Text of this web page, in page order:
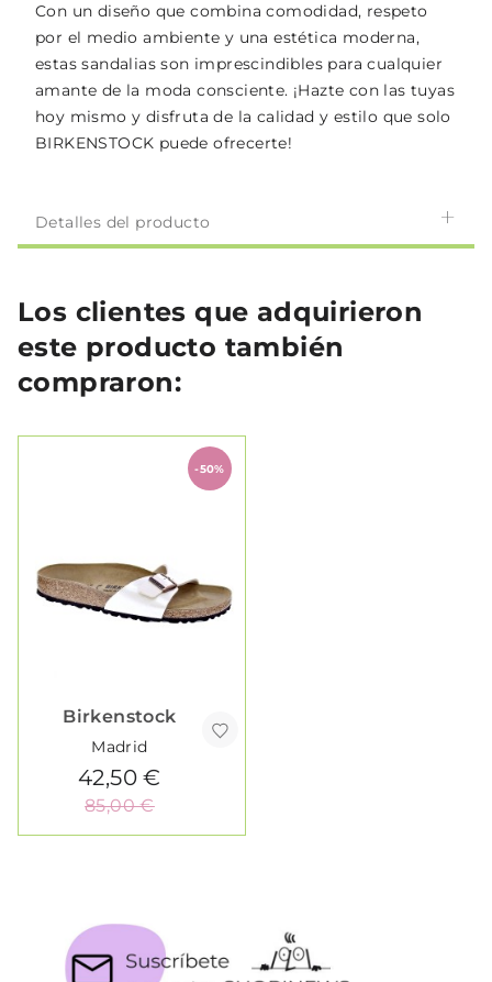
Con un diseño que combina comodidad, respeto
por el medio ambiente y una estética moderna,
estas sandalias son imprescindibles para cualquier
amante de la moda consciente. ¡Hazte con las tuyas
hoy mismo y disfruta de la calidad y estilo que solo
BIRKENSTOCK puede ofrecerte!
Detalles del producto
Los clientes que adquirieron
este producto también
compraron:
-50%
Birkenstock
Madrid
42,50 €
85,00 €